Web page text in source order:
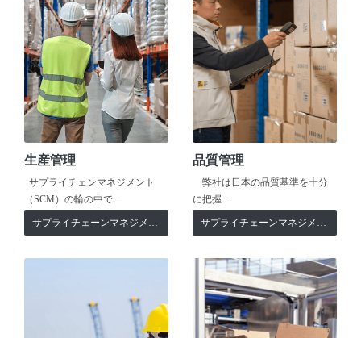
生産管理
サプライチェンマネジメント
（SCM）の輪の中で…
サプライチェーンマネジメント
品質管理
弊社は日本の品質基準を十分
に把握…
サプライチェーンマネジメント